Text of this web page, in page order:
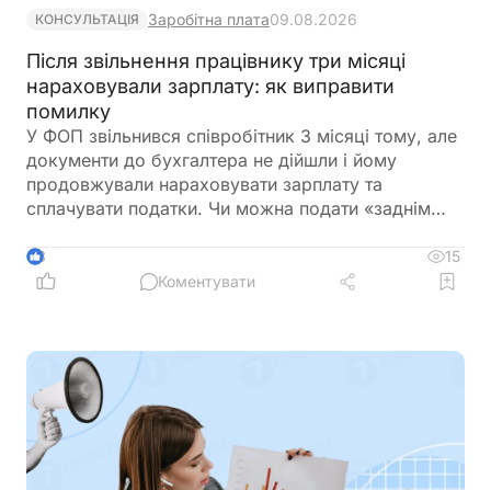
КОНСУЛЬТАЦІЯ Заробітна плата09.08.2026
Після звільнення працівнику три місяці
нараховували зарплату: як виправити
помилку
У ФОП звільнився співробітник 3 місяці тому, але
документи до бухгалтера не дійшли і йому
продовжували нараховувати зарплату та
сплачувати податки. Чи можна подати «заднім
податкову та відкоригувати зарплатну звітність? І
чи повинен він повернути виплачену йому
3
15
Коментувати